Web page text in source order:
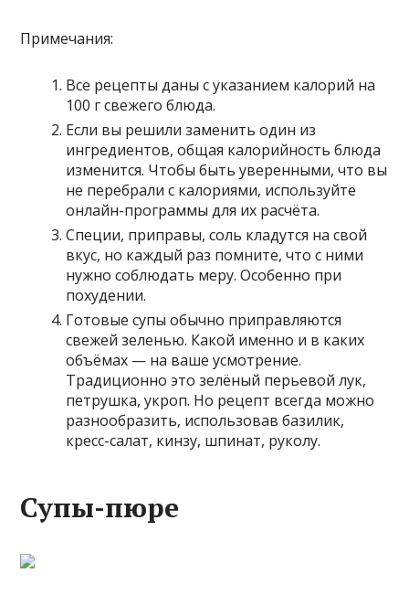
Примечания:
Все рецепты даны с указанием калорий на
100 г свежего блюда.
Если вы решили заменить один из
ингредиентов, общая калорийность блюда
изменится. Чтобы быть уверенными, что вы
не перебрали с калориями, используйте
онлайн-программы для их расчёта.
Специи, приправы, соль кладутся на свой
вкус, но каждый раз помните, что с ними
нужно соблюдать меру. Особенно при
похудении.
Готовые супы обычно приправляются
свежей зеленью. Какой именно и в каких
объёмах — на ваше усмотрение.
Традиционно это зелёный перьевой лук,
петрушка, укроп. Но рецепт всегда можно
разнообразить, использовав базилик,
кресс-салат, кинзу, шпинат, руколу.
Супы-пюре